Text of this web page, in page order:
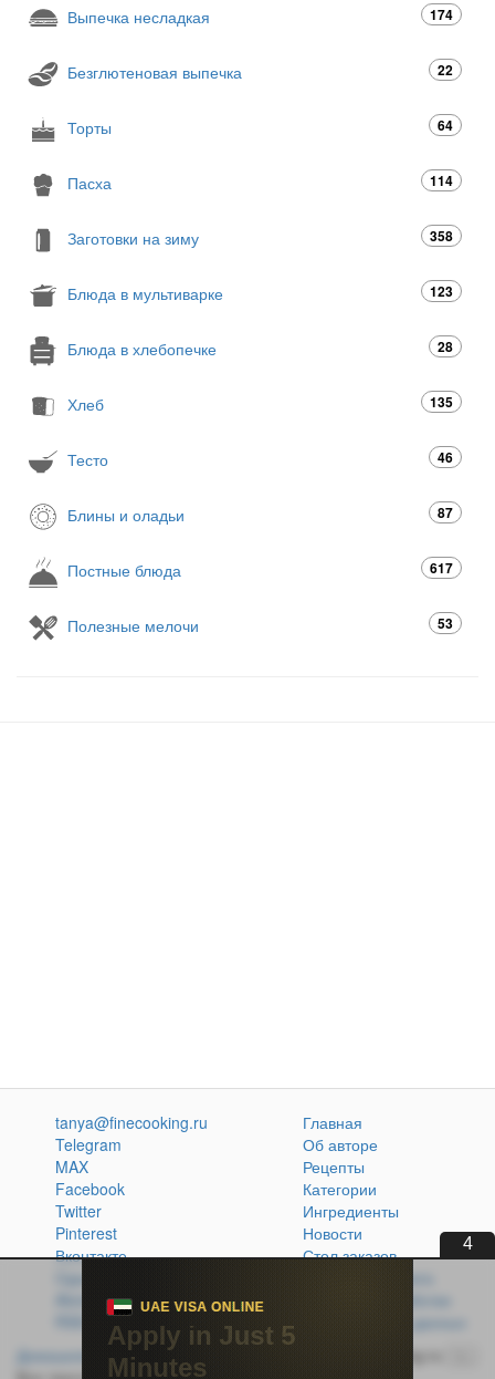
Выпечка несладкая 174
Безглютеновая выпечка 22
Торты 64
Пасха 114
Заготовки на зиму 358
Блюда в мультиварке 123
Блюда в хлебопечке 28
Хлеб 135
Тесто 46
Блины и оладьи 87
Постные блюда 617
Полезные мелочи 53
3
tanya@finecooking.ru
Telegram
MAX
Facebook
Twitter
Pinterest
Вконтакте
Одноклассники
Главная
Об авторе
Рецепты
Категории
Ингредиенты
Новости
Стол заказов
Политика обработки
персональных данных
Домашняя кухня без проблем
© 2014-2026 FineCooking.ru